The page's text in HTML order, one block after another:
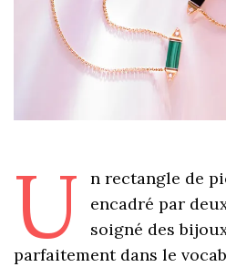
U
n rectangle de
encadré par
soigné des
parfaitement dans le